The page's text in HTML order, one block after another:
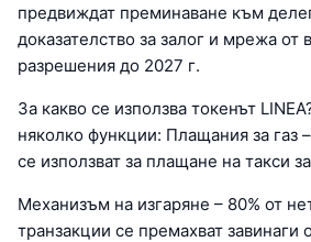
предвиждат преминаване към
доказателство за залог и мрежа от
разрешения до 2027 г.
За какво се използва токенът
няколко функции: Плащания за газ
се използват за плащане на такси
Механизъм на изгаряне – 80% от
транзакции се премахват завинаги